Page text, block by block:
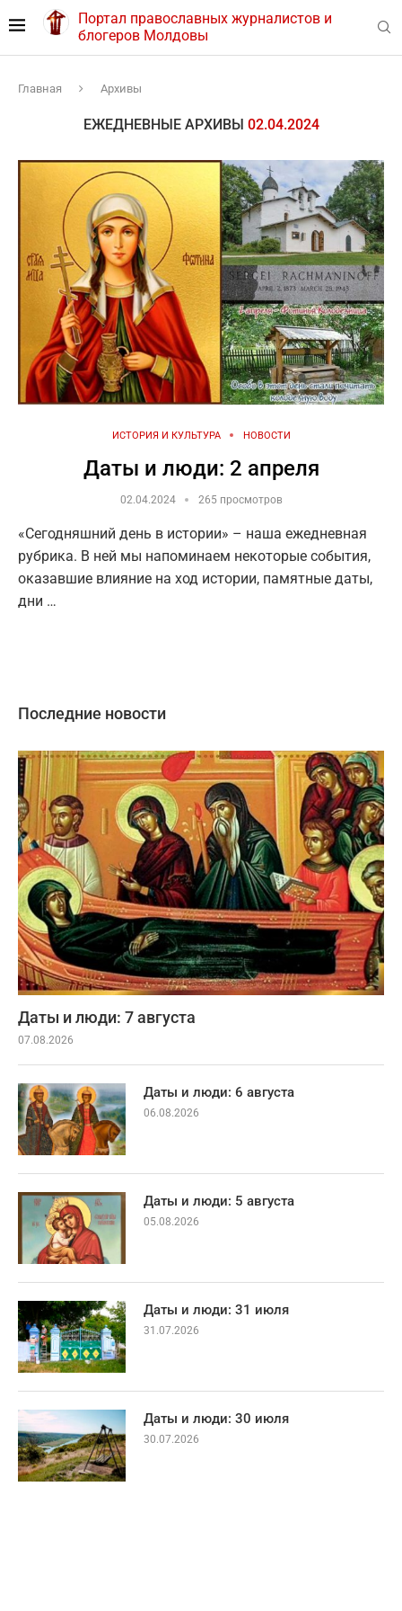
Портал православных журналистов и
блогеров Молдовы
Главная Архивы
ЕЖЕДНЕВНЫЕ АРХИВЫ 02.04.2024
ИСТОРИЯ И КУЛЬТУРА НОВОСТИ
Даты и люди: 2 апреля
02.04.2024 265 просмотров
«Сегодняшний день в истории» – наша ежедневная
рубрика. В ней мы напоминаем некоторые события,
оказавшие влияние на ход истории, памятные даты,
дни …
Последние новости
Даты и люди: 7 августа
07.08.2026
Даты и люди: 6 августа
06.08.2026
Даты и люди: 5 августа
05.08.2026
Даты и люди: 31 июля
31.07.2026
Даты и люди: 30 июля
30.07.2026